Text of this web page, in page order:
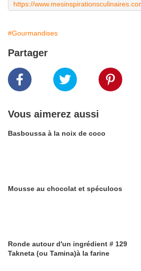
#Gourmandises
Partager
Vous aimerez aussi
Basboussa à la noix de coco
Mousse au chocolat et spéculoos
Ronde autour d'un ingrédient # 129
Takneta (ou Tamina)à la farine